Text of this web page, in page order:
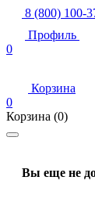
8 (800) 100-
Профиль
0
Корзина
0
Корзина (0)
Вы еще не